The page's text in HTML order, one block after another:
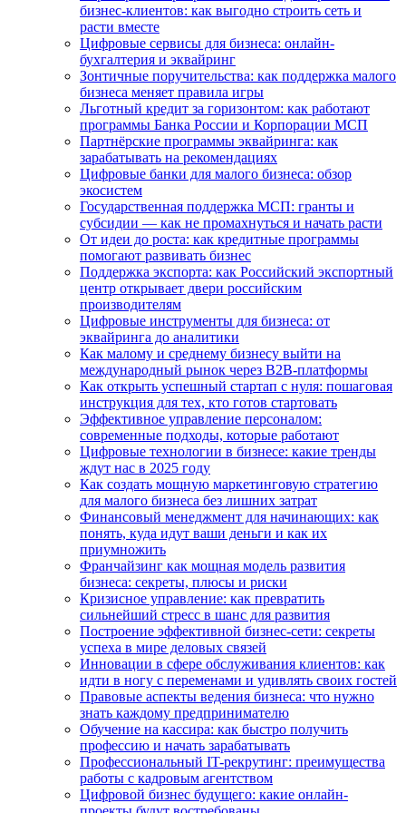
бизнес-клиентов: как выгодно строить сеть и
расти вместе
Цифровые сервисы для бизнеса: онлайн-
бухгалтерия и эквайринг
Зонтичные поручительства: как поддержка малого
бизнеса меняет правила игры
Льготный кредит за горизонтом: как работают
программы Банка России и Корпорации МСП
Партнёрские программы эквайринга: как
зарабатывать на рекомендациях
Цифровые банки для малого бизнеса: обзор
экосистем
Государственная поддержка МСП: гранты и
субсидии — как не промахнуться и начать расти
От идеи до роста: как кредитные программы
помогают развивать бизнес
Поддержка экспорта: как Российский экспортный
центр открывает двери российским
производителям
Цифровые инструменты для бизнеса: от
эквайринга до аналитики
Как малому и среднему бизнесу выйти на
международный рынок через B2B-платформы
Как открыть успешный стартап с нуля: пошаговая
инструкция для тех, кто готов стартовать
Эффективное управление персоналом:
современные подходы, которые работают
Цифровые технологии в бизнесе: какие тренды
ждут нас в 2025 году
Как создать мощную маркетинговую стратегию
для малого бизнеса без лишних затрат
Финансовый менеджмент для начинающих: как
понять, куда идут ваши деньги и как их
приумножить
Франчайзинг как мощная модель развития
бизнеса: секреты, плюсы и риски
Кризисное управление: как превратить
сильнейший стресс в шанс для развития
Построение эффективной бизнес-сети: секреты
успеха в мире деловых связей
Инновации в сфере обслуживания клиентов: как
идти в ногу с переменами и удивлять своих гостей
Правовые аспекты ведения бизнеса: что нужно
знать каждому предпринимателю
Обучение на кассира: как быстро получить
профессию и начать зарабатывать
Профессиональный IT-рекрутинг: преимущества
работы с кадровым агентством
Цифровой бизнес будущего: какие онлайн-